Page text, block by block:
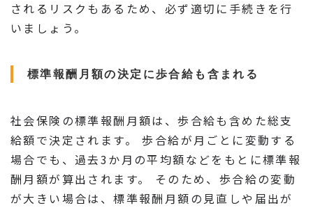
されるリスクもあるため、必ず適切に手続きを行
いましょう。
標準報酬月額の決定に歩合給も含まれる
社会保険の標準報酬月額は、歩合給も含めた総支
給額で決定されます。 歩合給が月ごとに変動する
場合でも、過去3か月の平均額などをもとに標準報
酬月額が算出されます。 そのため、歩合給の変動
が大きい場合は、標準報酬月額の見直しや届出が